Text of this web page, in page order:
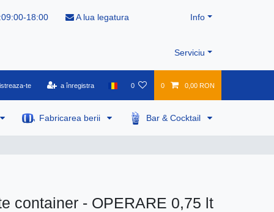
18:00 A lua legatura Info
Serviciu
te a înregistra 0 0 0,00 RON
Fabricarea berii Bar & Cocktail
container - OPERARE 0,75 lt